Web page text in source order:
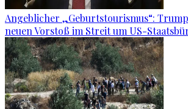
Angeblicher „Geburtstourismus“:
neuen Vorstoß im Streit um US-